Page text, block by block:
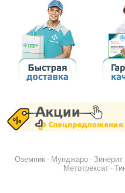
Оземпик - Мунджаро - Зинерит
Метотрексат -